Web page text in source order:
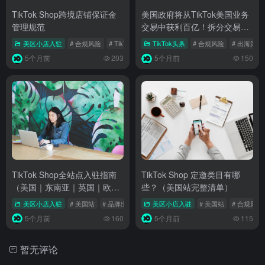
TikTok Shop跨境店铺保证金
管理规范
美区小店入驻 # 合规风险 # TikTok Shop # 跨境电商
5个月前 203
美国政府将从TikTok美国业务
交易中获利百亿！拆分交易细
节与行业影响全解析
TikTok头条 # 合规风险 # 出海策略
5个月前 150
TikTok Shop全站点入驻指南
（美国｜东南亚｜英国｜欧盟
｜日本｜多国家）
美区小店入驻 # 美国站 # 品牌出海 # TikTok Shop
5个月前 160
TikTok Shop 定邀类目有哪
些？（美国站完整清单）
美区小店入驻 # 美国站 # 合规风险
5个月前 115
暂无评论